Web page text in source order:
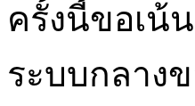
ครั้งนี้ขอเน้
ระบบกลาง